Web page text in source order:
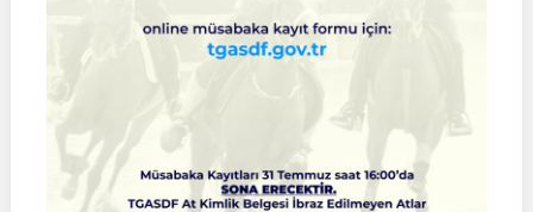
01
Ağustos